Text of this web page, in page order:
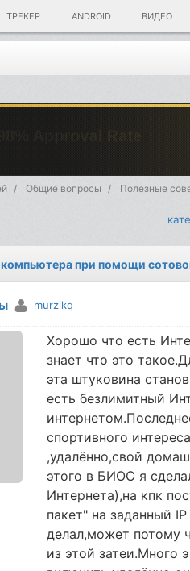
ТРЕКЕР ANDROID ВИДЕО
Общие вопросы Полезные
при помощи
murzikq
Хорошо что есть
знает что это
эта штуковина
есть безлимитный
спортивного
,удалённо,свой
этого в БИОС я
Интернета),на кпк
пакет" на заданный
делал,может потому
из этой затеи.Много